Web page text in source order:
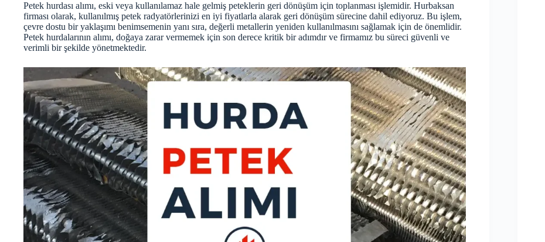
Petek hurdası alımı, eski veya kullanılamaz hale gelmiş peteklerin geri dönüşüm için toplanması işlemidir. Hurbaksan
firması olarak, kullanılmış petek radyatörlerinizi en iyi fiyatlarla alarak geri dönüşüm sürecine dahil ediyoruz. Bu işlem,
çevre dostu bir yaklaşımı benimsemenin yanı sıra, değerli metallerin yeniden kullanılmasını sağlamak için de önemlidir.
Petek hurdalarının alımı, doğaya zarar vermemek için son derece kritik bir adımdır ve firmamız bu süreci güvenli ve
verimli bir şekilde yönetmektedir.